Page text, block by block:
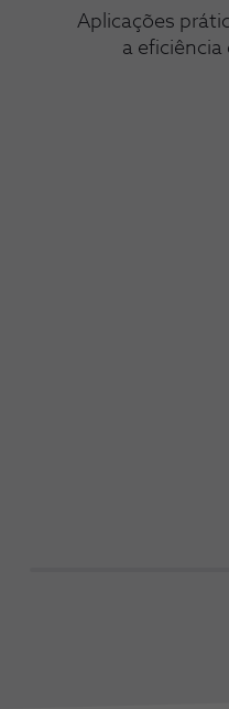
Aplicações
a